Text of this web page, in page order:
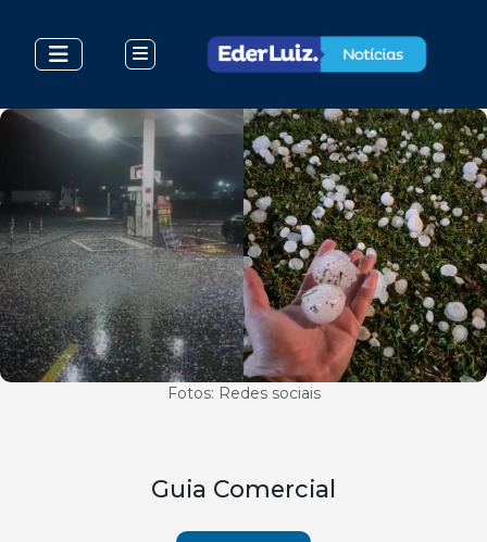
Fotos: Redes sociais
Guia Comercial